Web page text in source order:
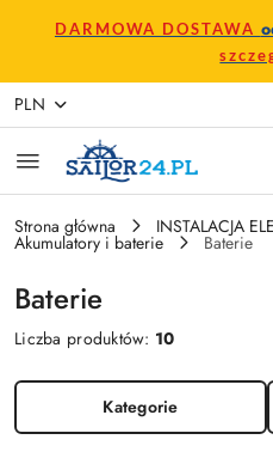
Przejdź do treści
Przejdź do
Przejdź do moje konto
Przejdź do menu
Przejdź do stopki
DARMOWA DOSTAWA
PLN
Strona główna INSTALACJA
Akumulatory i baterie Baterie
Baterie
Liczba produktów: 10
Kategorie